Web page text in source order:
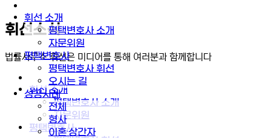
휘선 소개
평택변호사 소개
자문위원
평택변호사
평택변호사 휘선
오시는 길
성공사례
전체
형사
이혼·상간자
휘선소식
법률사무소 휘선은 미디어를 통해 여러분과 함께합니다
휘선 소개
평택변호사 소개
자문위원
평택변호사